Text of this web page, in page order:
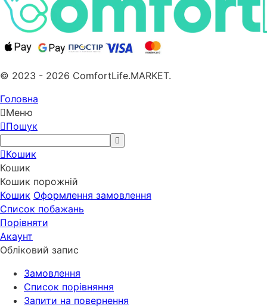
© 2023 - 2026 ComfortLife.MARKET.
Головна
Меню
Пошук
Кошик
Кошик
Кошик порожній
Кошик Оформлення замовлення
Список побажань
Порівняти
Акаунт
Обліковий запис
Замовлення
Cписок порівняння
Запити на повернення